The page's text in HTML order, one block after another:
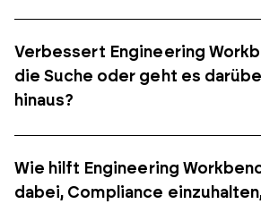
Verbessert Engineering
die Suche oder geht es
hinaus?
Wie hilft Engineering
dabei, Compliance